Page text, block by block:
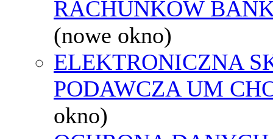
RACHUNKÓW
(nowe okno)
ELEKTRONICZNA
PODAWCZA UM
okno)